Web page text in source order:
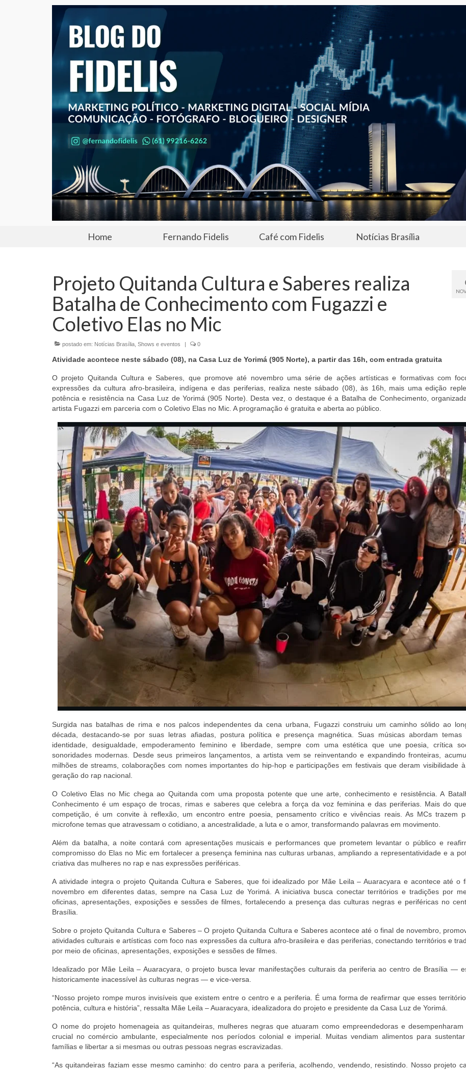
Home Fernando Fidelis Café com Fidelis Notícias Brasília
Projeto Quitanda Cultura e Saberes realiza
Batalha de Conhecimento com Fugazzi e
Coletivo Elas no Mic
postado em: Notícias Brasília Shows e eventos | 0
Atividade acontece neste sábado (08), na Casa Luz de Yorimá (905 Norte), a partir das 16h, com entrada gratuita
O projeto Quitanda Cultura e Saberes, que promove até novembro uma série de ações artísticas e formativas com
expressões da cultura afro-brasileira, indígena e das periferias, realiza neste sábado (08), às 16h, mais uma edição
potência e resistência na Casa Luz de Yorimá (905 Norte). Desta vez, o destaque é a Batalha de Conhecimento,
artista Fugazzi em parceria com o Coletivo Elas no Mic. A programação é gratuita e aberta ao público.
Surgida nas batalhas de rima e nos palcos independentes da cena urbana, Fugazzi construiu um caminho sólido ao
década, destacando-se por suas letras afiadas, postura política e presença magnética. Suas músicas abordam temas
identidade, desigualdade, empoderamento feminino e liberdade, sempre com uma estética que une poesia, crítica
sonoridades modernas. Desde seus primeiros lançamentos, a artista vem se reinventando e expandindo fronteiras,
milhões de streams, colaborações com nomes importantes do hip-hop e participações em festivais que deram visibilidade
geração do rap nacional.
O Coletivo Elas no Mic chega ao Quitanda com uma proposta potente que une arte, conhecimento e resistência. A
Conhecimento é um espaço de trocas, rimas e saberes que celebra a força da voz feminina e das periferias. Mais do
competição, é um convite à reflexão, um encontro entre poesia, pensamento crítico e vivências reais. As MCs trazem
microfone temas que atravessam o cotidiano, a ancestralidade, a luta e o amor, transformando palavras em movimento.
Além da batalha, a noite contará com apresentações musicais e performances que prometem levantar o público e
compromisso do Elas no Mic em fortalecer a presença feminina nas culturas urbanas, ampliando a representatividade e a
criativa das mulheres no rap e nas expressões periféricas.
A atividade integra o projeto Quitanda Cultura e Saberes, que foi idealizado por Mãe Leila – Auaracyara e acontece até o
novembro em diferentes datas, sempre na Casa Luz de Yorimá. A iniciativa busca conectar territórios e tradições por
oficinas, apresentações, exposições e sessões de filmes, fortalecendo a presença das culturas negras e periféricas no
Brasília.
Sobre o projeto Quitanda Cultura e Saberes – O projeto Quitanda Cultura e Saberes acontece até o final de novembro,
atividades culturais e artísticas com foco nas expressões da cultura afro-brasileira e das periferias, conectando territórios e
por meio de oficinas, apresentações, exposições e sessões de filmes.
Idealizado por Mãe Leila – Auaracyara, o projeto busca levar manifestações culturais da periferia ao centro de Brasília —
historicamente inacessível às culturas negras — e vice-versa.
“Nosso projeto rompe muros invisíveis que existem entre o centro e a periferia. É uma forma de reafirmar que esses
potência, cultura e história”, ressalta Mãe Leila – Auaracyara, idealizadora do projeto e presidente da Casa Luz de Yorimá.
O nome do projeto homenageia as quitandeiras, mulheres negras que atuaram como empreendedoras e desempenharam
crucial no comércio ambulante, especialmente nos períodos colonial e imperial. Muitas vendiam alimentos para
famílias e libertar a si mesmas ou outras pessoas negras escravizadas.
“As quitandeiras faziam esse mesmo caminho: do centro para a periferia, acolhendo, vendendo, resistindo. Nosso projeto